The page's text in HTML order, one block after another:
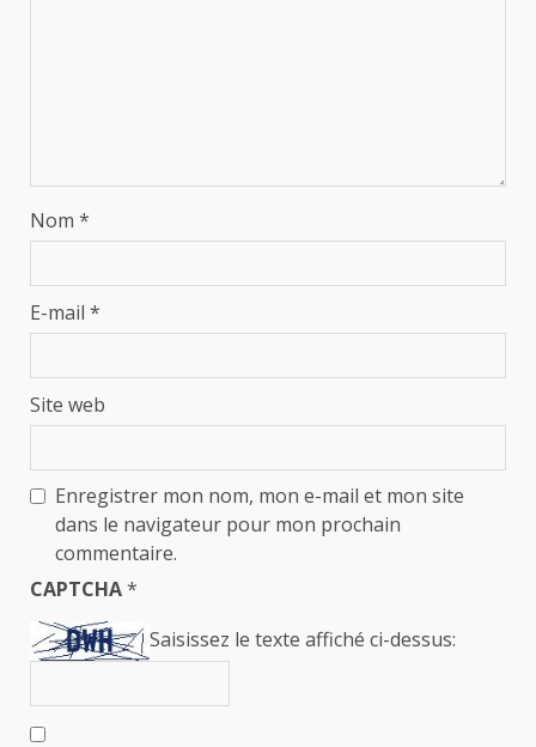
Nom *
E-mail *
Site web
Enregistrer mon nom, mon e-mail et mon site
dans le navigateur pour mon prochain
commentaire.
CAPTCHA*
Saisissez le texte affiché ci-dessus: